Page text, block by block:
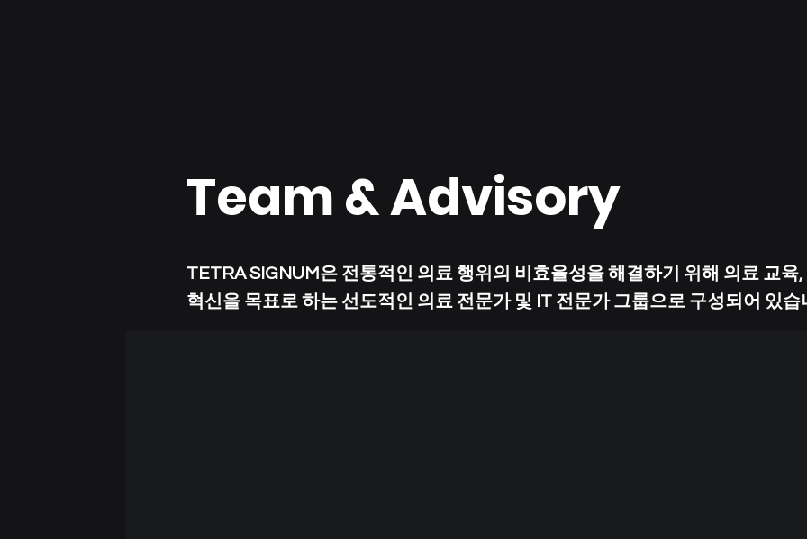
Team & Advisory
TETRA SIGNUM은 전통적인 의료 행위의 비효율성을 해결하기 위해 의료 교육,
혁신을 목표로 하는 선도적인 의료 전문가 및 IT 전문가 그룹으로 구성되어 있습